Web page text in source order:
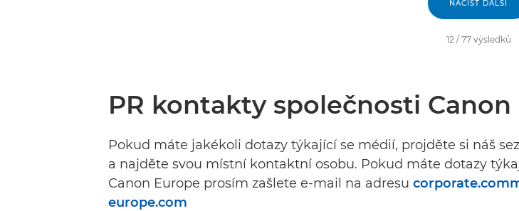
NAČÍST DALŠÍ
12 / 77 výsledků
PR kontakty společnosti Canon
Pokud máte jakékoli dotazy týkající se médií, projděte si náš
a najděte svou místní kontaktní osobu. Pokud máte dotazy
Canon Europe prosím zašlete e-mail na adresu
europe.com